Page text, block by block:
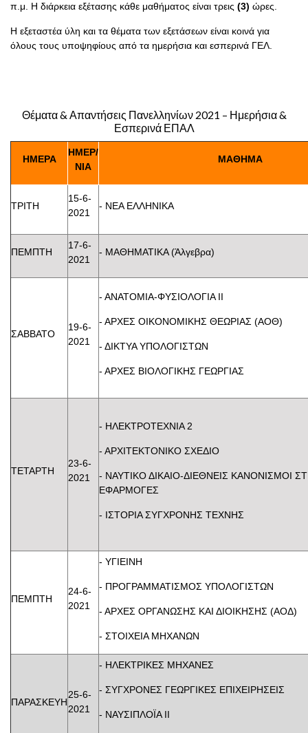
π.μ. Η διάρκεια εξέτασης κάθε μαθήματος είναι τρεις (3) ώρες.
Η εξεταστέα ύλη και τα θέματα των εξετάσεων είναι κοινά για
όλους τους υποψηφίους από τα ημερήσια και εσπερινά ΓΕΛ.
Θέματα & Απαντήσεις Πανελληνίων 2021 – Ημερήσια &
Εσπερινά ΕΠΑΛ
ΗΜΕΡΑ
ΗΜΕΡ/
ΝΙΑ
ΜΑΘΗΜΑ
ΤΡΙΤΗ
15-6-
2021
- ΝΕΑ ΕΛΛΗΝΙΚΑ
ΠΕΜΠΤΗ
17-6-
2021
- ΜΑΘΗΜΑΤΙΚΑ (Άλγεβρα)
ΣΑΒΒΑΤΟ
19-6-
2021
- ΑΝΑΤΟΜΙΑ-ΦΥΣΙΟΛΟΓΙΑ II
- ΑΡΧΕΣ ΟΙΚΟΝΟΜΙΚΗΣ ΘΕΩΡΙΑΣ (ΑΟΘ)
- ΔΙΚΤΥΑ ΥΠΟΛΟΓΙΣΤΩΝ
- ΑΡΧΕΣ ΒΙΟΛΟΓΙΚΗΣ ΓΕΩΡΓΙΑΣ
ΤΕΤΑΡΤΗ
23-6-
2021
-
- ΑΡΧΙΤΕΚΤΟΝΙΚΟ
- ΝΑΥΤΙΚΟ ΔΙΚΑΙΟ-ΔΙΕΘΝΕΙΣ ΚΑΝΟΝΙΣΜΟΙ
- ΙΣΤΟΡΙΑ ΣΥΓΧΡΟΝΗΣ ΤΕΧΝΗΣ
ΠΕΜΠΤΗ
24-6-
2021
-
- ΠΡΟΓΡΑΜΜΑΤΙΣΜΟΣ
- ΑΡΧΕΣ ΟΡΓΑΝΩΣΗΣ ΚΑΙ
- ΣΤΟΙΧΕΙΑ ΜΗΧΑΝΩΝ
ΠΑΡΑΣΚΕΥΗ
25-6-
2021
- ΗΛΕΚΤΡΙΚΕΣ
- ΣΥΓΧΡΟΝΕΣ ΓΕΩΡΓΙΚΕΣ
-